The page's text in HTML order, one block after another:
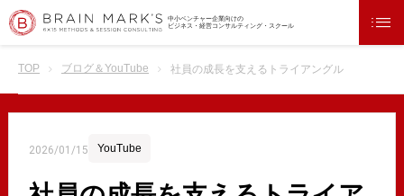
中小ベンチャー企業向けの
ビジネス・経営コンサルティング・スクール
TOP ブログ＆YouTube 社員の成長を支えるトライアングル
2026/01/15 YouTube